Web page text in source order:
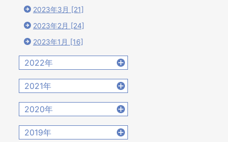
2023年3月 [21]
2023年2月 [24]
2023年1月 [16]
2022年
2022年12月 [15]
2022年10月 [16]
2022年9月 [12]
2021年
2021年12月 [18]
2021年10月 [17]
2020年
2020年12月 [21]
2019年